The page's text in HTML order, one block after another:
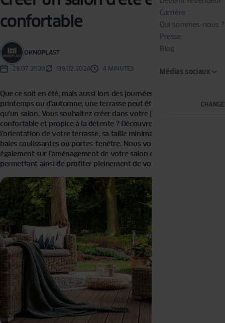
Carrière
Qui sommes-nous ?
Presse
Blog
Médias sociaux
confortable
OKNOPLAST
28.07.2020 09.02.2024 4 MINUTES
Que ce soit en été, mais aussi lors des journées ensoleillées de
printemps ou d’automne, une terrasse peut être aussi confortable
qu’un salon. Vous souhaitez créer dans votre jardin un espace
confortable et propice à la détente ? Découvrez nos conseils sur
l’orientation de votre terrasse, sa taille minimale et le choix de ses
baies coulissantes ou portes-fenêtre. Nous vous conseillerons
également sur l’aménagement de votre salon en plein air, vous
permettant ainsi de profiter pleinement de votre temps libre.